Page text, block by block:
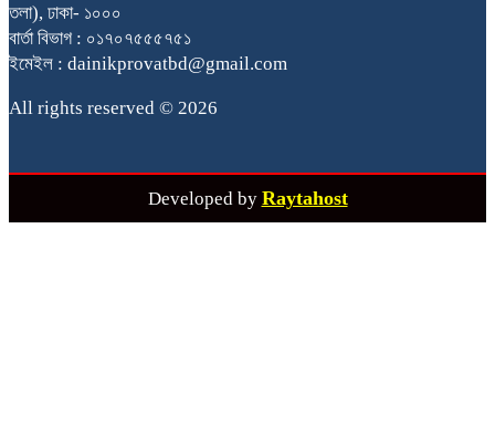
তলা), ঢাকা- ১০০০
বার্তা বিভাগ : ০১৭০৭৫৫৫৭৫১
ইমেইল : dainikprovatbd@gmail.com
All rights reserved © 2026
Developed by Raytahost